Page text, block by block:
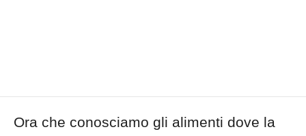
Ora che conosciamo gli alimenti dove la